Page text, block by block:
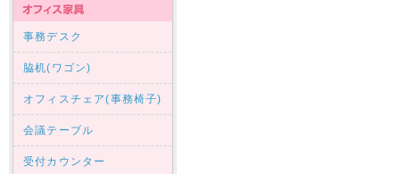
事務デスク
脇机(ワゴン)
オフィスチェア(事務椅子)
会議テーブル
受付カウンター